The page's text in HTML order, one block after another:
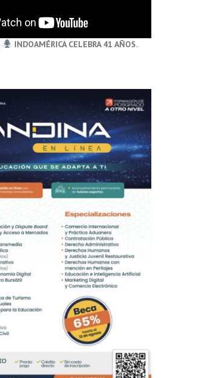
INDOAMÉRICA CELEBRA 41 AÑOS.